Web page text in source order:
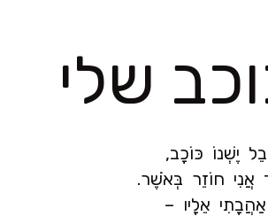
שלי
יֶשְׁנוֹ כּוֹכָב,
אֲנִי חוֹזֵר בְּאֹשֶׁר.
אֵלָיו –